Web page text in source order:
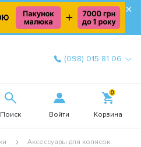
×
(098) 015 81 06
Поиск Войти
0
Корзина
Аксессуары для колясок